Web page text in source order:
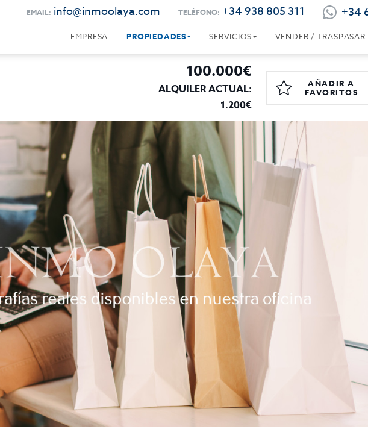
EMAIL: info@inmoolaya.com TELÉFONO: +34 938 805 311 +34
EMPRESA PROPIEDADES SERVICIOS VENDER / TRASPASAR
100.000€
ALQUILER ACTUAL:
1.200€
AÑADIR A
FAVORITOS